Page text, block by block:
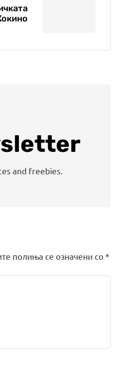
and freebies.
полиња се означени со*